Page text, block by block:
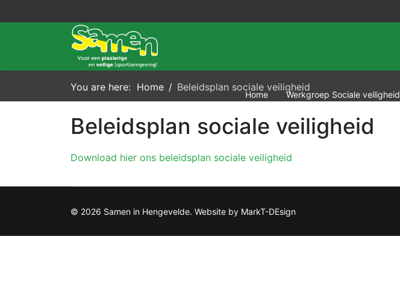
Home Werkgroep Sociale veiligheid
You are here: Home Beleidsplan sociale veiligheid
Beleidsplan sociale veiligheid
Download hier ons beleidsplan sociale veiligheid
© 2026 Samen in Hengevelde. Website by MarkT-DEsign